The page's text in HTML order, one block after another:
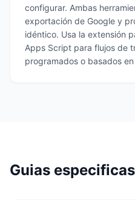
configurar. Ambas
exportación de Google y
idéntico. Usa la extensión
Apps Script para flujos de
programados o basados
Guias especificas